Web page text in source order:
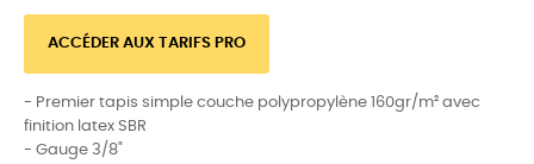
ACCÉDER AUX TARIFS PRO
- Premier tapis simple couche polypropylène 160gr/m² avec
finition latex SBR
- Gauge 3/8"